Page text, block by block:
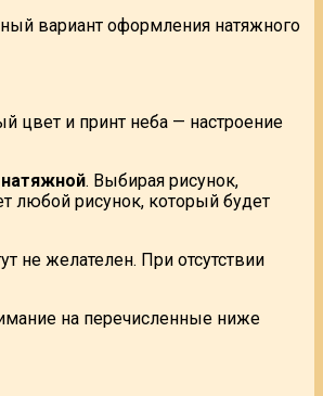
вариант оформления натяжного
цвет и принт неба — настроение
. Выбирая рисунок,
любой рисунок, который будет
не желателен. При отсутствии
на перечисленные ниже